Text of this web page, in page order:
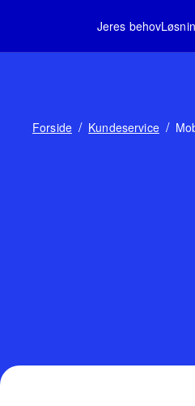
Jeres behov
Forside / Kundeservice /